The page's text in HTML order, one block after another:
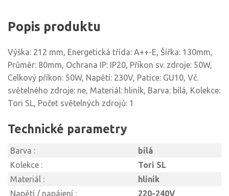
Popis produktu
Výška: 212 mm, Energetická třída: A++-E, Šířka: 130mm,
Průměr: 80mm, Ochrana IP: IP20, Příkon sv. zdroje: 50W,
Celkový příkon: 50W, Napětí: 230V, Patice: GU10, Vč.
světelného zdroje: ne, Materiál: hliník, Barva: bílá, Kolekce:
Tori SL, Počet světelných zdrojů: 1
Technické parametry
Barva :
bílá
Kolekce :
Tori SL
Materiál :
hliník
Napětí / napájení :
220-240V